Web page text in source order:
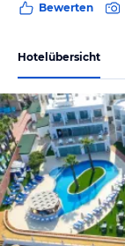
Bewerten
Hotelübersicht